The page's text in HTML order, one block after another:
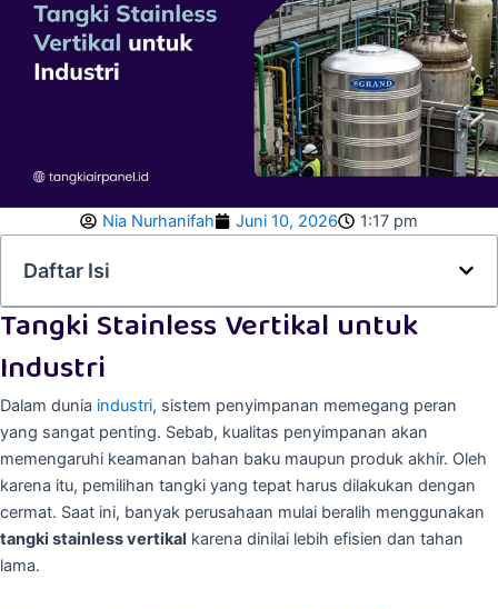
Nia Nurhanifah Juni 10, 2026 1:17 pm
Daftar Isi
Tangki Stainless Vertikal untuk
Industri
Dalam dunia industri, sistem penyimpanan memegang peran
yang sangat penting. Sebab, kualitas penyimpanan akan
memengaruhi keamanan bahan baku maupun produk akhir. Oleh
karena itu, pemilihan tangki yang tepat harus dilakukan dengan
cermat. Saat ini, banyak perusahaan mulai beralih menggunakan
tangki stainless vertikal karena dinilai lebih efisien dan tahan
lama.